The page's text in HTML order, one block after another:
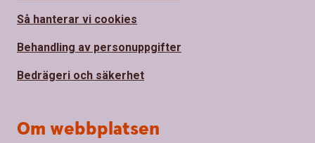
Så hanterar vi cookies
Behandling av personuppgifter
Bedrägeri och säkerhet
Om webbplatsen